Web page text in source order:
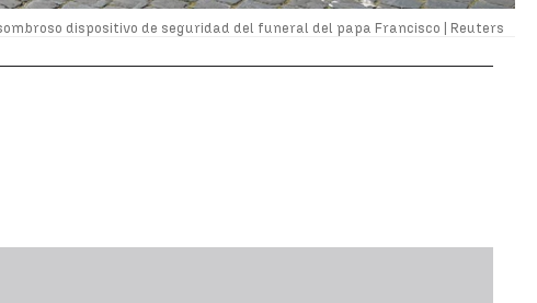
dispositivo de seguridad del funeral del papa Francisco | Reuters